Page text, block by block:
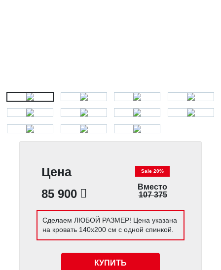
Цена
85 900
Sale 20%
Вместо
107 375
Сделаем ЛЮБОЙ РАЗМЕР! Цена указана
на кровать 140х200 см с одной спинкой.
КУПИТЬ